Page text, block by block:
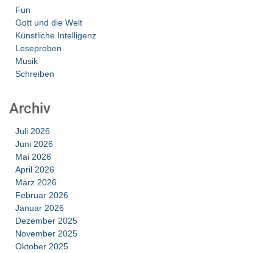
Fun
Gott und die Welt
Künstliche Intelligenz
Leseproben
Musik
Schreiben
Archiv
Juli 2026
Juni 2026
Mai 2026
April 2026
März 2026
Februar 2026
Januar 2026
Dezember 2025
November 2025
Oktober 2025